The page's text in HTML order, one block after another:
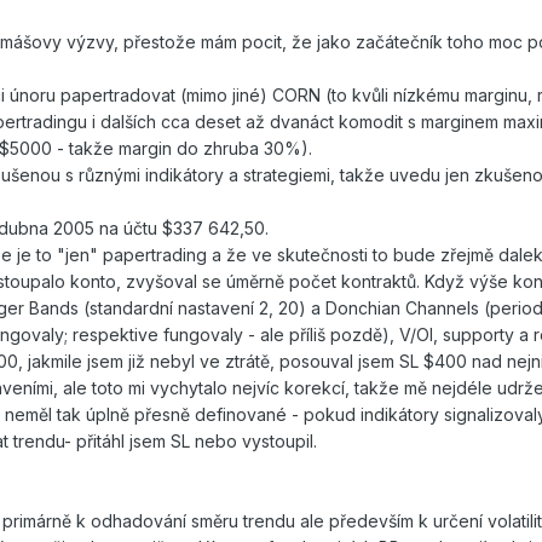
výzvy, přestože mám pocit, že jako začátečník toho moc
papertradovat (mimo jiné) CORN (to kvůli nízkému
i dalších cca deset až dvanáct komodit s marginem
- takže margin do zhruba 30%).
s různými indikátory a strategiemi, takže uvedu jen
2005 na účtu $337 642,50.
je to "jen" papertrading a že ve skutečnosti to bude zřejmě
konto, zvyšoval se úměrně počet kontraktů. Když výše
Bands (standardní nastavení 2, 20) a Donchian Channels
respektive fungovaly - ale příliš pozdě), V/OI, supporty
jakmile jsem již nebyl ve ztrátě, posouval jsem SL $400 nad
ale toto mi vychytalo nejvíc korekcí, takže mě nejdéle
tak úplně přesně definované - pokud indikátory
trendu- přitáhl jsem SL nebo vystoupil.
k odhadování směru trendu ale především k určení